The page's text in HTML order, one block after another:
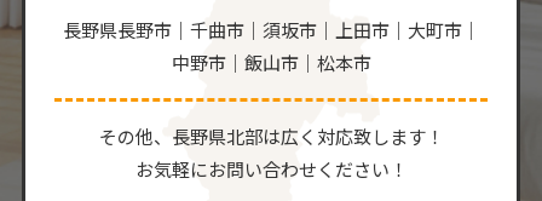
長野県長野市｜千曲市｜須坂市｜上田市｜大町市｜
中野市｜飯山市｜松本市
その他、⻑野県北部は広く対応致します！
お気軽にお問い合わせください！